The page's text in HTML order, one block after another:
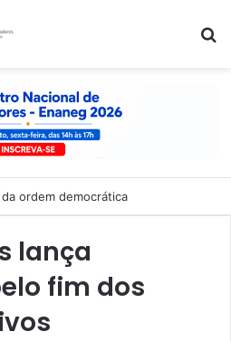
ordem democrática
lança
fim dos